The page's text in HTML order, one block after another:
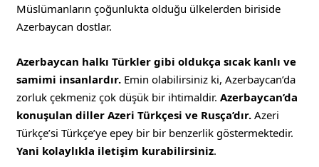
Müslümanların çoğunlukta olduğu ülkelerden biriside
Azerbaycan dostlar.
Azerbaycan halkı Türkler gibi oldukça sıcak kanlı ve
samimi insanlardır. Emin olabilirsiniz ki, Azerbaycan’da
zorluk çekmeniz çok düşük bir ihtimaldir.Azerbaycan’da
konuşulan diller Azeri Türkçesi ve Rusça’dır. Azeri
Türkçe’si Türkçe’ye epey bir bir benzerlik göstermektedir.
Yani kolaylıkla iletişim kurabilirsiniz.